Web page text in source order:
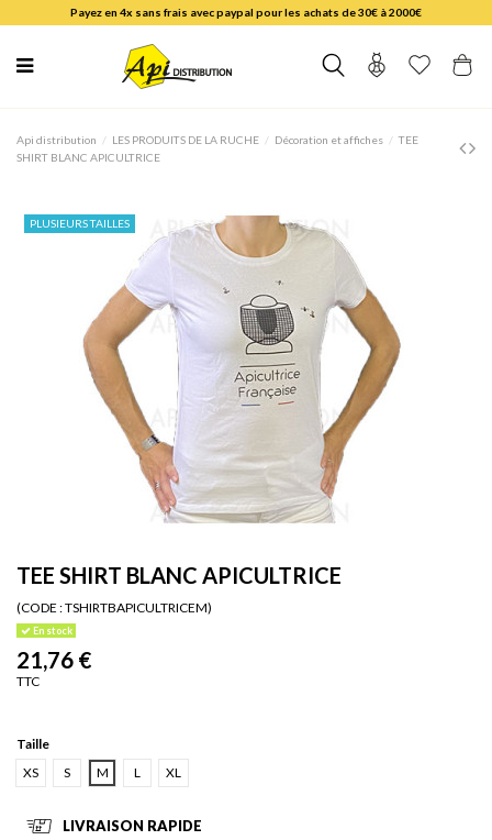
Payez en 4x sans frais avec paypal pour les achats de 30€ à 2000€
Api distribution LES PRODUITS DE LA RUCHE Décoration et affiches
TEE
SHIRT BLANC APICULTRICE
PLUSIEURS TAILLES
TEE SHIRT BLANC APICULTRICE
(CODE :TSHIRTBAPICULTRICEM)
En stock
21,76 €
TTC
Taille
XS
S M L XL
LIVRAISON RAPIDE